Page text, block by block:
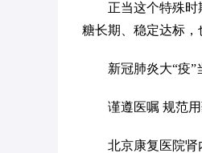
正当这个特殊
糖长期、稳定达标，
新冠肺炎大“疫
谨遵医嘱 规范
北京康复医院